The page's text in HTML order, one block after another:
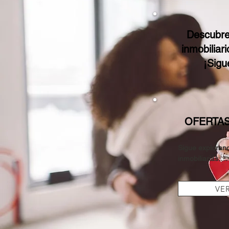
Sigue
inmobiliarias.
Tenemos una
podrían
Explora
plataformas
¡Encuentra